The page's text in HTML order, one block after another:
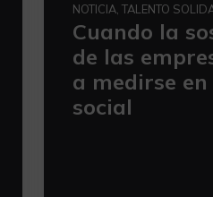
NOTICIA, TALENTO
Cuando la
de las
a medirse
social